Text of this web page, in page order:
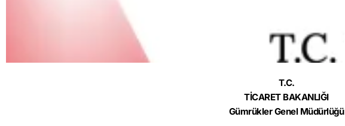
T.C.
TİCARET BAKANLIĞI
Gümrükler Genel Müdürlüğü